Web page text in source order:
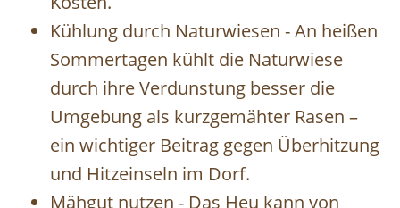
Kühlung durch Naturwiesen - An heißen
Sommertagen kühlt die Naturwiese
durch ihre Verdunstung besser die
Umgebung als kurzgemähter Rasen –
ein wichtiger Beitrag gegen Überhitzung
und Hitzeinseln im Dorf.
Mähgut nutzen - Das Heu kann von